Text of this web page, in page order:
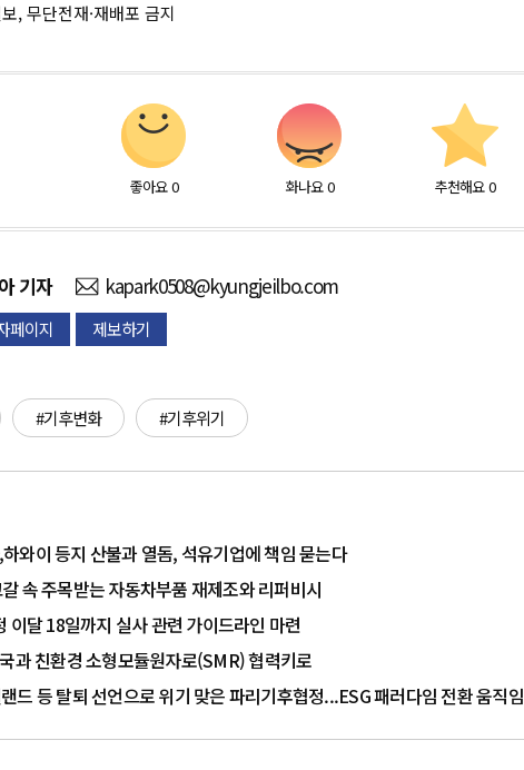
무단전재·재배포 금지
좋아요 0 화나요 0 추천해요 0
기자 kapark0508@kyungjeilbo.com
페이지 제보하기
#기후변화 #기후위기
와이 등지 산불과 열돔, 석유기업에 책임 묻는다
속 주목받는 자동차부품 재제조와 리퍼비시
이달 18일까지 실사 관련 가이드라인 마련
과 친환경 소형모듈원자로(SMR) 협력키로
드 등 탈퇴 선언으로 위기 맞은 파리기후협정...ESG 패러다임 전환 움직임